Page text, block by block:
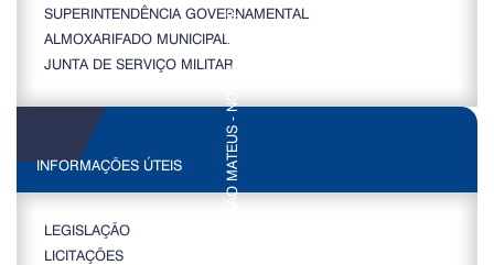
SUPERINTENDÊNCIA GOVERNAMENTAL
ALMOXARIFADO MUNICIPAL
JUNTA DE SERVIÇO MILITAR
INFORMAÇÕES ÚTEIS
LEGISLAÇÃO
LICITAÇÕES